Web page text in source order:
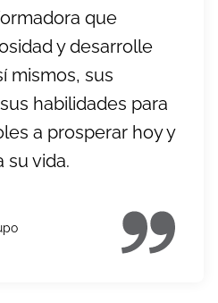
que
y desarrolle
mismos, sus
habilidades para
a prosperar hoy y
su vida.